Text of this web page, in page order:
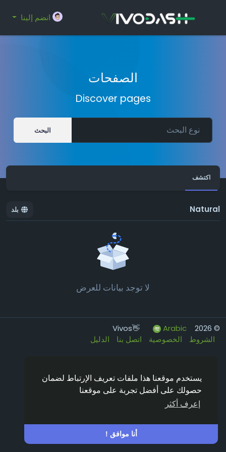
يستخدم موقعنا هذا ملفات تعريف الإرتباط لضمان
حصولك على أفضل تجربة على موقعنا
إعرف أكثر
أنا موافق !
انضم إلينا
الصفحات
Discover pages
البحث
اكتشف
Natural بلد
لا توجد بيانات للعرض
© 2026 Vivos👋
Arabic
الشروط
الخصوصية اتصل بنا الدليل